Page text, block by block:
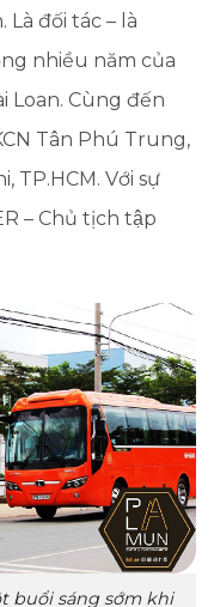
đối tác – là
nhiều năm của
Loan. Cùng đến
Tân Phú Trung,
TP.HCM. Với sự
– Chủ tịch tập
buổi sáng sớm khi